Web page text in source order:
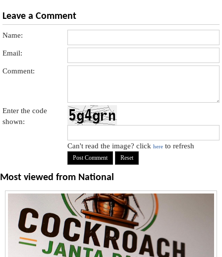
Leave a Comment
Name:
Email:
Comment:
Enter the code
shown:
Can't read the image? clickhere to refresh
Most viewed from National